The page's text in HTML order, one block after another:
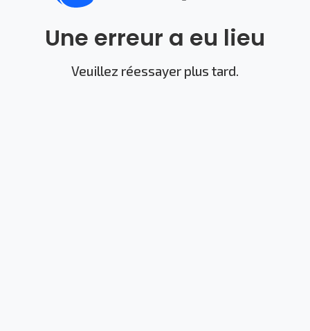
Une erreur a eu lieu
Veuillez réessayer plus tard.